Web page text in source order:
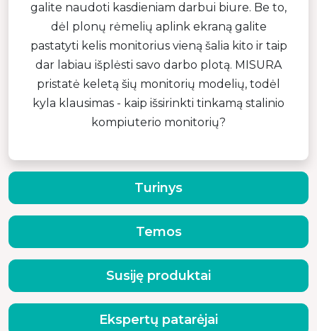
galite naudoti kasdieniam darbui biure. Be to,
dėl plonų rėmelių aplink ekraną galite
pastatyti kelis monitorius vieną šalia kito ir taip
dar labiau išplėsti savo darbo plotą. MISURA
pristatė keletą šių monitorių modelių, todėl
kyla klausimas - kaip išsirinkti tinkamą stalinio
kompiuterio monitorių?
Turinys
Temos
Susiję produktai
Ekspertų patarėjai